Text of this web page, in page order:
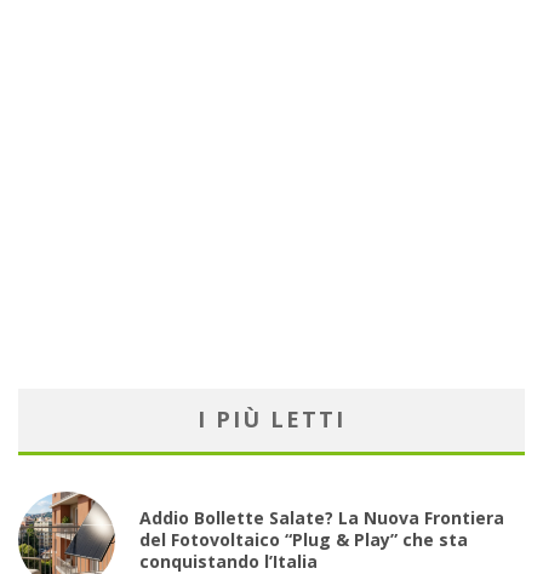
I PIÙ LETTI
Addio Bollette Salate? La Nuova Frontiera
del Fotovoltaico “Plug & Play” che sta
conquistando l’Italia